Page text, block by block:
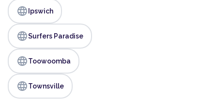
language Ipswich
languageSurfers Paradise
languageToowoomba
languageTownsville